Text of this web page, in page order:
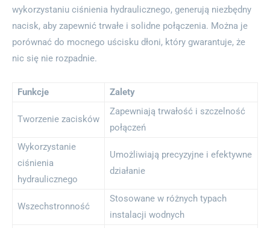
wykorzystaniu ciśnienia hydraulicznego, generują niezbędny
nacisk, aby zapewnić trwałe i solidne połączenia. Można je
porównać do mocnego uścisku dłoni, który gwarantuje, że
nic się nie rozpadnie.
Funkcje Zalety
Tworzenie zacisków
Zapewniają trwałość i szczelność
połączeń
Wykorzystanie
ciśnienia
hydraulicznego
Umożliwiają precyzyjne i efektywne
działanie
Wszechstronność
Stosowane w różnych typach
instalacji wodnych